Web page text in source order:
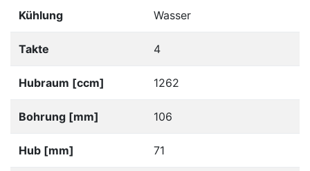
Kühlung Wasser
Takte 4
Hubraum [ccm] 1262
Bohrung [mm] 106
Hub [mm] 71